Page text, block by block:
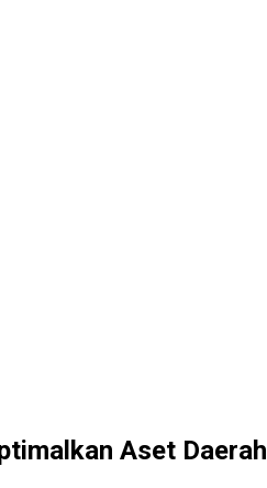
Aset Daerah